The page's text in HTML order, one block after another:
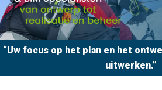
“Uw focus op het plan en het
uitwerken.”